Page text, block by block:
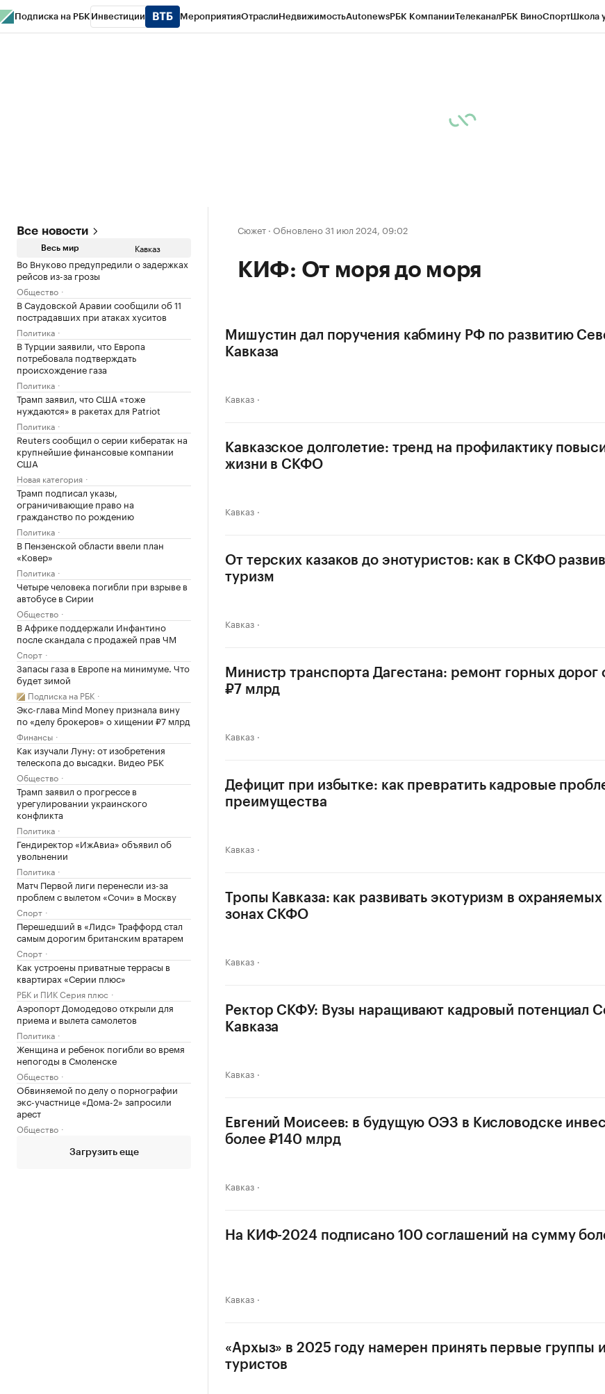
Подписка на РБК Инвестиции МероприятияОтраслиНедвижимостьAutonewsРБК КомпанииТелеканалРБК ВиноСпортШкола
Все новости
Весь мир Кавказ
Во Внуково предупредили о задержках
рейсов из-за грозы
Общество
В Саудовской Аравии сообщили об 11
пострадавших при атаках хуситов
Политика
В Турции заявили, что Европа
потребовала подтверждать
происхождение газа
Политика
Трамп заявил, что США «тоже
нуждаются» в ракетах для Patriot
Политика
Reuters сообщил о серии кибератак на
крупнейшие финансовые компании
США
Новая категория
Трамп подписал указы,
ограничивающие право на
гражданство по рождению
Политика
В Пензенской области ввели план
«Ковер»
Политика
Четыре человека погибли при взрыве в
автобусе в Сирии
Общество
В Африке поддержали Инфантино
после скандала с продажей прав ЧМ
Спорт
Запасы газа в Европе на минимуме. Что
будет зимой
Подписка на РБК
Экс-глава Mind Money признала вину
по «делу брокеров» о хищении ₽7 млрд
Финансы
Как изучали Луну: от изобретения
телескопа до высадки. Видео РБК
Общество
Трамп заявил о прогрессе в
урегулировании украинского
конфликта
Политика
Гендиректор «ИжАвиа» объявил об
увольнении
Политика
Матч Первой лиги перенесли из-за
проблем с вылетом «Сочи» в Москву
Спорт
Перешедший в «Лидс» Траффорд стал
самым дорогим британским вратарем
Спорт
Как устроены приватные террасы в
квартирах «Серии плюс»
РБК и ПИК Серия плюс
Аэропорт Домодедово открыли для
приема и вылета самолетов
Политика
Женщина и ребенок погибли во время
непогоды в Смоленске
Общество
Обвиняемой по делу о порнографии
экс-участнице «Дома-2» запросили
арест
Общество
Загрузить еще
Сюжет · Обновлено 31 июл 2024, 09:02
КИФ: От моря до моря
Мишустин дал поручения кабмину РФ по развитию
Кавказа
Кавказ
Кавказское долголетие: тренд на профилактику
жизни в СКФО
Кавказ
От терских казаков до энотуристов: как в СКФО
туризм
Кавказ
Министр транспорта Дагестана: ремонт горных дорог
₽7 млрд
Кавказ
Дефицит при избытке: как превратить кадровые
преимущества
Кавказ
Тропы Кавказа: как развивать экотуризм в
зонах СКФО
Кавказ
Ректор СКФУ: Вузы наращивают кадровый потенциал
Кавказа
Кавказ
Евгений Моисеев: в будущую ОЭЗ в Кисловодске
более ₽140 млрд
Кавказ
На КИФ-2024 подписано 100 соглашений на сумму
Кавказ
«Архыз» в 2025 году намерен принять первые группы
туристов